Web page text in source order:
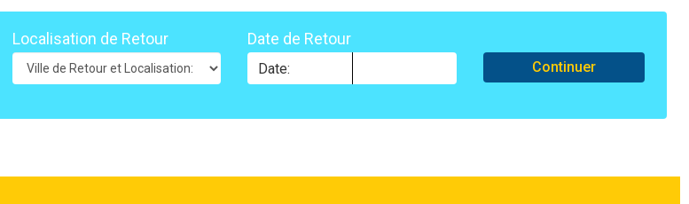
Localisation de Retour Date de Retour
Continuer